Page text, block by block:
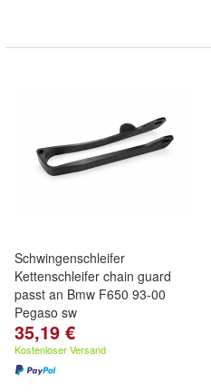
Schwingenschleifer
Kettenschleifer chain guard
passt an Bmw F650 93-00
Pegaso sw
35,19 €
Kostenloser Versand